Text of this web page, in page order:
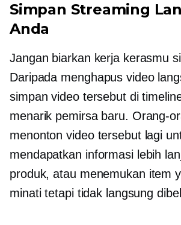
Simpan Streaming
Anda
Jangan biarkan kerja kerasmu
Daripada menghapus video
simpan video tersebut di
menarik pemirsa baru. Orang-
menonton video tersebut lagi
mendapatkan informasi lebih
produk, atau menemukan item
minati tetapi tidak langsung